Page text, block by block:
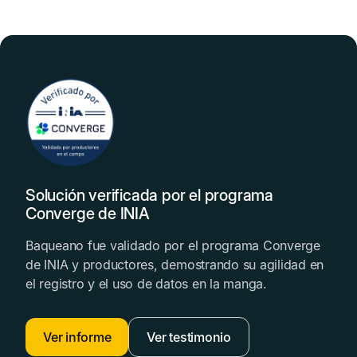
Solución verificada por el programa
Converge de INIA
Baqueano fue validado por el programa Converge
de INIA y productores, demostrando su agilidad en
el registro y el uso de datos en la manga.
Ver informe Ver testimonio